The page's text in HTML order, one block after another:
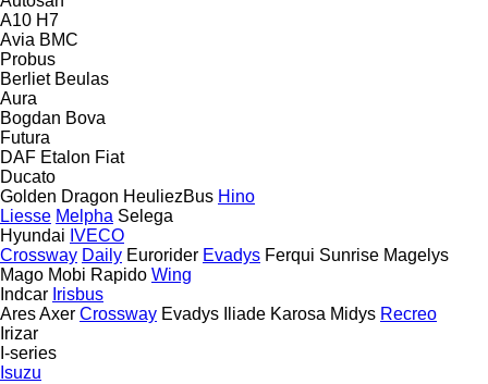
A10 H7
Avia BMC
Probus
Berliet Beulas
Aura
Bogdan Bova
Futura
DAF Etalon Fiat
Ducato
Golden Dragon HeuliezBus Hino
Liesse Melpha Selega
Hyundai IVECO
Crossway Daily Eurorider Evadys Ferqui Sunrise Magelys
Mago Mobi Rapido Wing
Indcar Irisbus
AresAxer Crossway Evadys Iliade Karosa Midys Recreo
Irizar
I-series
Isuzu